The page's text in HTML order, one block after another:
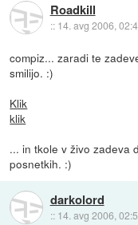
Roadkill
:: 14. avg 2006,
compiz... zaradi te
smilijo. :)
Klik
klik
... in tkole v živo zadeva
posnetkih. :)
darkolord
:: 14. avg 2006,